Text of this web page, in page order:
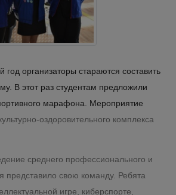
год организаторы стараются составить
В этот раз студентам предложили
марафона. Мероприятие
оздоровительного комплекса
среднего профессионального и
представило свою команду. Ребята
игре, киберспорте,